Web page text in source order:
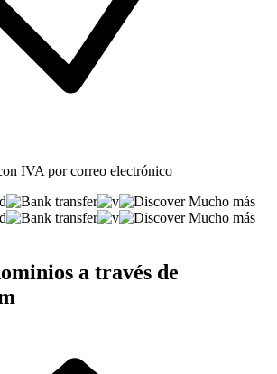
IVA por correo electrónico
Mucho más
Mucho más
a través de